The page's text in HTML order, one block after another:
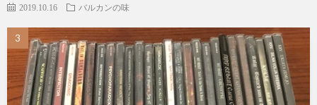
2019.10.16 バルカンの味